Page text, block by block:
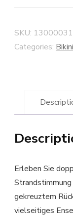
SKU:
Categories:
Erleben Sie
gekreuztem
vielseitiges